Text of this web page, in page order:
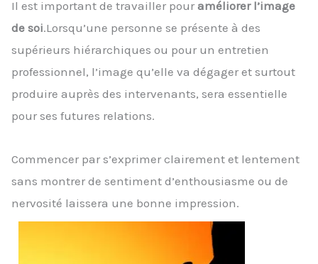
Il est important de travailler pour améliorer l’image
de soi.Lorsqu’une personne se présente à des
supérieurs hiérarchiques ou pour un entretien
professionnel, l’image qu’elle va dégager et surtout
produire auprès des intervenants, sera essentielle
pour ses futures relations.
Commencer par s’exprimer clairement et lentement
sans montrer de sentiment d’enthousiasme ou de
nervosité laissera une bonne impression.